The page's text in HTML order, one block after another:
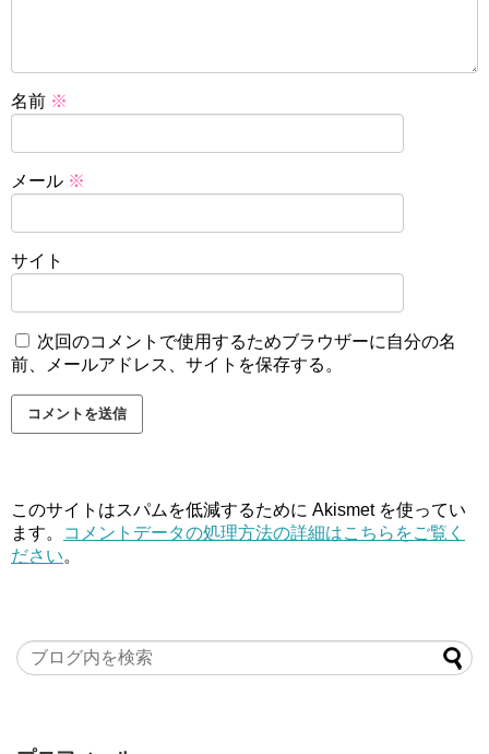
名前 ※
メール ※
サイト
次回のコメントで使用するためブラウザーに自分の名
前、メールアドレス、サイトを保存する。
このサイトはスパムを低減するために Akismet を使ってい
ます。
コメントデータの処理方法の詳細はこちらをご覧く
ださい。